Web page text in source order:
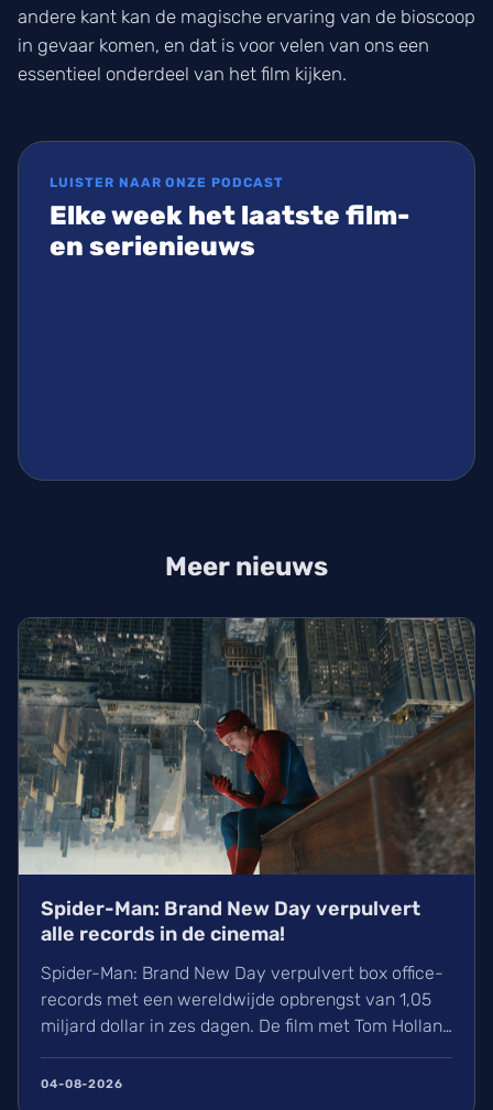
andere kant kan de magische ervaring van de bioscoop
in gevaar komen, en dat is voor velen van ons een
essentieel onderdeel van het film kijken.
LUISTER NAAR ONZE PODCAST
Elke week het laatste film-
en serienieuws
Meer nieuws
Spider-Man: Brand New Day verpulvert
alle records in de cinema!
Spider-Man: Brand New Day verpulvert box office-
records met een wereldwijde opbrengst van 1,05
miljard dollar in zes dagen. De film met Tom Holland
en Zendaya haalt hiermee bijna Avengers:
Endgame in. Volgens hollywoodreporter.com
04-08-2026